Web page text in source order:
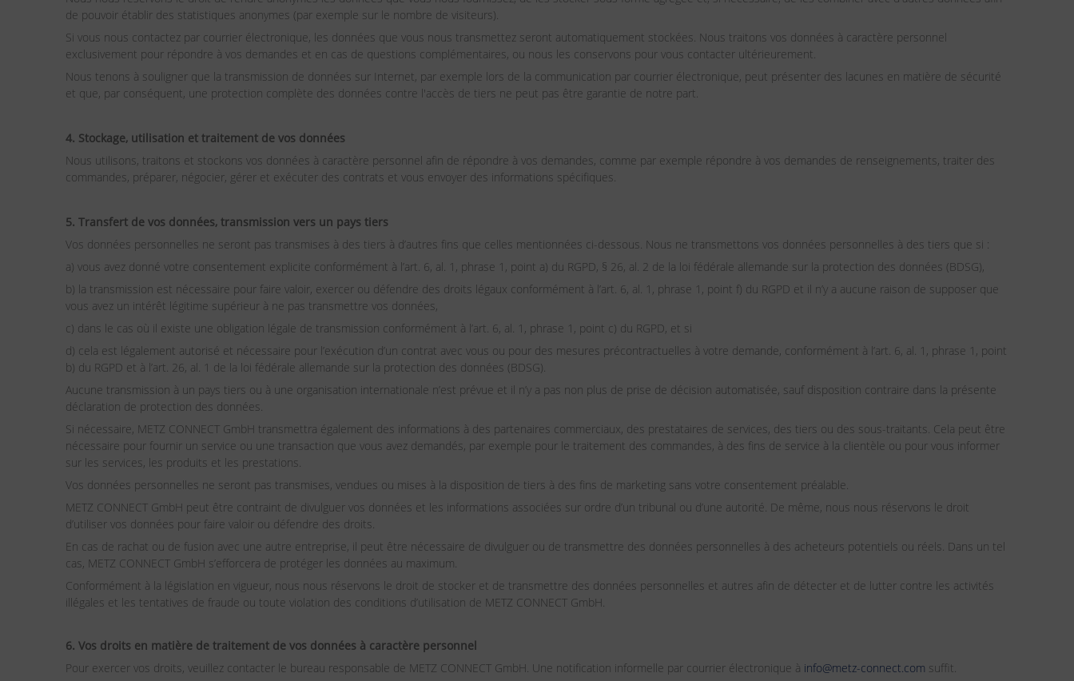
de pouvoir établir des statistiques anonymes (par exemple sur le nombre de visiteurs).
Si vous nous contactez par courrier électronique, les données que vous nous transmettez seront automatiquement stockées. Nous traitons vos données à caractère personnel
exclusivement pour répondre à vos demandes et en cas de questions complémentaires, ou nous les conservons pour vous contacter ultérieurement.
Nous tenons à souligner que la transmission de données sur Internet, par exemple lors de la communication par courrier électronique, peut présenter des lacunes en matière de sécurité
et que, par conséquent, une protection complète des données contre l'accès de tiers ne peut pas être garantie de notre part.
4. Stockage, utilisation et traitement de vos données
Nous utilisons, traitons et stockons vos données à caractère personnel afin de répondre à vos demandes, comme par exemple répondre à vos demandes de renseignements, traiter des
commandes, préparer, négocier, gérer et exécuter des contrats et vous envoyer des informations spécifiques.
5. Transfert de vos données, transmission vers un pays tiers
Vos données personnelles ne seront pas transmises à des tiers à d’autres fins que celles mentionnées ci-dessous. Nous ne transmettons vos données personnelles à des tiers que si :
a) vous avez donné votre consentement explicite conformément à l’art. 6, al. 1, phrase 1, point a) du RGPD, § 26, al. 2 de la loi fédérale allemande sur la protection des données (BDSG),
b) la transmission est nécessaire pour faire valoir, exercer ou défendre des droits légaux conformément à l’art. 6, al. 1, phrase 1, point f) du RGPD et il n’y a aucune raison de supposer que
vous avez un intérêt légitime supérieur à ne pas transmettre vos données,
c) dans le cas où il existe une obligation légale de transmission conformément à l’art. 6, al. 1, phrase 1, point c) du RGPD, et si
d) cela est légalement autorisé et nécessaire pour l’exécution d’un contrat avec vous ou pour des mesures précontractuelles à votre demande, conformément à l’art. 6, al. 1, phrase 1, point
b) du RGPD et à l’art. 26, al. 1 de la loi fédérale allemande sur la protection des données (BDSG).
Aucune transmission à un pays tiers ou à une organisation internationale n’est prévue et il n’y a pas non plus de prise de décision automatisée, sauf disposition contraire dans la présente
déclaration de protection des données.
Si nécessaire, METZ CONNECT GmbH transmettra également des informations à des partenaires commerciaux, des prestataires de services, des tiers ou des sous-traitants. Cela peut être
nécessaire pour fournir un service ou une transaction que vous avez demandés, par exemple pour le traitement des commandes, à des fins de service à la clientèle ou pour vous informer
sur les services, les produits et les prestations.
Vos données personnelles ne seront pas transmises, vendues ou mises à la disposition de tiers à des fins de marketing sans votre consentement préalable.
METZ CONNECT GmbH peut être contraint de divulguer vos données et les informations associées sur ordre d’un tribunal ou d’une autorité. De même, nous nous réservons le droit
d’utiliser vos données pour faire valoir ou défendre des droits.
En cas de rachat ou de fusion avec une autre entreprise, il peut être nécessaire de divulguer ou de transmettre des données personnelles à des acheteurs potentiels ou réels. Dans un tel
cas, METZ CONNECT GmbH s’efforcera de protéger les données au maximum.
Conformément à la législation en vigueur, nous nous réservons le droit de stocker et de transmettre des données personnelles et autres afin de détecter et de lutter contre les activités
illégales et les tentatives de fraude ou toute violation des conditions d’utilisation de METZ CONNECT GmbH.
6. Vos droits en matière de traitement de vos données à caractère personnel
Pour exercer vos droits, veuillez contacter le bureau responsable de METZ CONNECT GmbH. Une notification informelle par courrier électronique à info@metz-connect.com suffit.